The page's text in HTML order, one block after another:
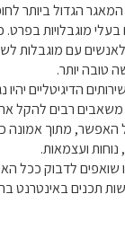
המאגר הגדול ביותר
מוגבלויות בפרט.
עם מוגבלות
טובה יותר.
הדיגיטליים
משאבים רבים להקל
האפשר, מתוך אמונה
נוחות ועצמאות.
שואפים לדבוק ככל